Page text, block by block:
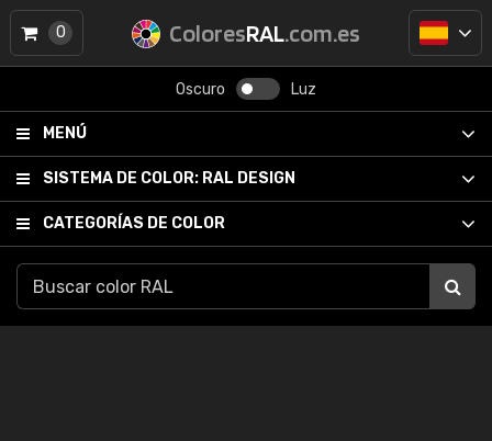
ColoresRAL.com.es
Oscuro Luz
MENÚ
SISTEMA DE COLOR: RAL DESIGN
CATEGORÍAS DE COLOR
0